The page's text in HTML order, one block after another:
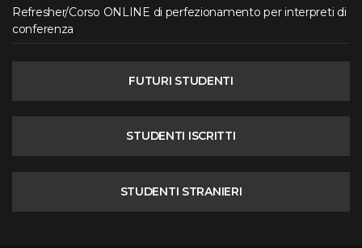
Refresher/Corso ONLINE di perfezionamento per interpreti di
conferenza
FUTURI STUDENTI
STUDENTI ISCRITTI
STUDENTI STRANIERI